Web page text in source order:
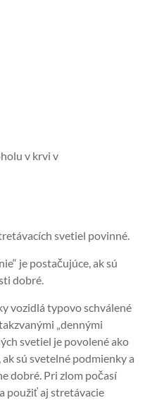
v krvi v
svetiel povinné.
je postačujúce, ak sú
dobré.
vozidlá typovo schválené
„dennými
svetiel je povolené ako
sú svetelné podmienky a
dobré. Pri zlom počasí
použiť aj stretávacie